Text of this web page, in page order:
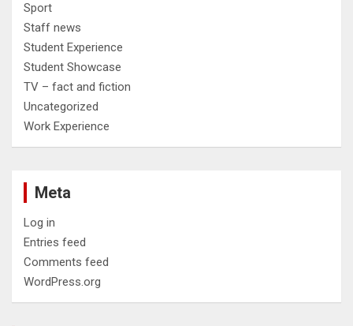
Sport
Staff news
Student Experience
Student Showcase
TV – fact and fiction
Uncategorized
Work Experience
Meta
Log in
Entries feed
Comments feed
WordPress.org